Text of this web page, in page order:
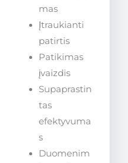
mas
Įtraukianti
patirtis
Patikimas
įvaizdis
Supaprastin
tas
efektyvuma
s
Duomenim